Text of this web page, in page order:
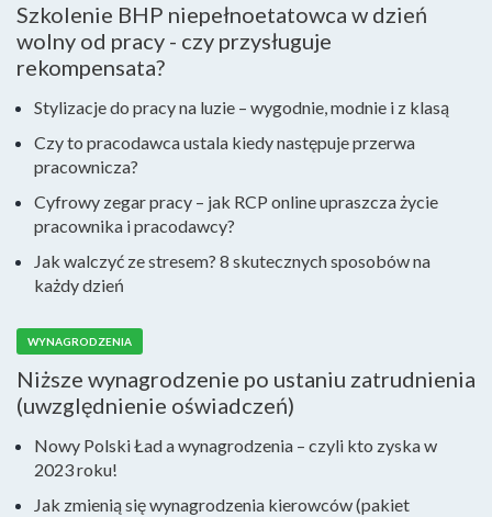
Szkolenie BHP niepełnoetatowca w dzień
wolny od pracy - czy przysługuje
rekompensata?
Stylizacje do pracy na luzie – wygodnie, modnie i z klasą
Czy to pracodawca ustala kiedy następuje przerwa
pracownicza?
Cyfrowy zegar pracy – jak RCP online upraszcza życie
pracownika i pracodawcy?
Jak walczyć ze stresem? 8 skutecznych sposobów na
każdy dzień
WYNAGRODZENIA
Niższe wynagrodzenie po ustaniu zatrudnienia
(uwzględnienie oświadczeń)
Nowy Polski Ład a wynagrodzenia – czyli kto zyska w
2023 roku!
Jak zmienią się wynagrodzenia kierowców (pakiet